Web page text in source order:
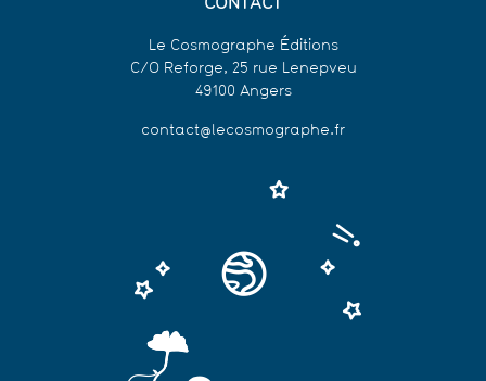
CONTACT
Le Cosmographe Éditions
C/O Reforge, 25 rue Lenepveu
49100 Angers
contact@lecosmographe.fr